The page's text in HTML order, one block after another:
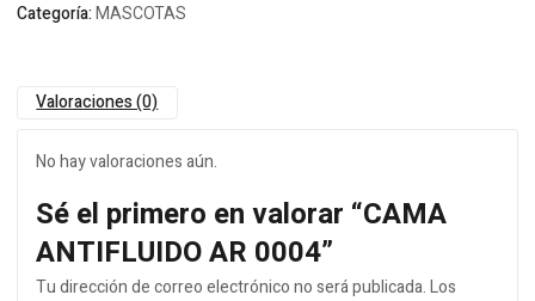
Categoría:MASCOTAS
Valoraciones (0)
No hay valoraciones aún.
Sé el primero en valorar “CAMA
ANTIFLUIDO AR 0004”
Tu dirección de correo electrónico no será publicada.Los